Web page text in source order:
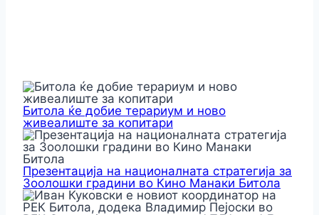
Битола ќе добие терариум и ново
живеалиште за копитари
Презентација на националната стратегија за
Зоолошки градини во Кино Манаки Битола